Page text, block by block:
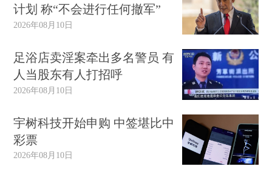
计划 称“不会进行任何撤军”
2026年08月10日
足浴店卖淫案牵出多名警员 有
人当股东有人打招呼
2026年08月10日
宇树科技开始申购 中签堪比中
彩票
2026年08月10日